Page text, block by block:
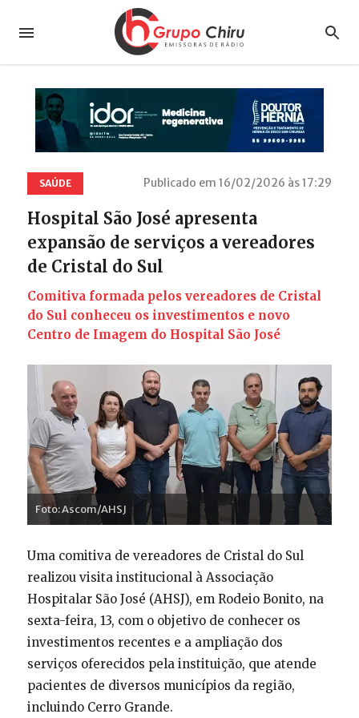
SAÚDE Publicado em 16/02/2026 às 17:29
Hospital São José apresenta
expansão de serviços a vereadores
de Cristal do Sul
Comitiva formada pelos vereadores de Cristal
do Sul conheceu os investimentos e novo
Centro de Imagem do Hospital São José
Foto: Ascom/AHSJ
Uma comitiva de vereadores de Cristal do Sul
realizou visita institucional à Associação
Hospitalar São José (AHSJ), em Rodeio Bonito, na
sexta-feira, 13, com o objetivo de conhecer os
investimentos recentes e a ampliação dos
serviços oferecidos pela instituição, que atende
pacientes de diversos municípios da região,
incluindo Cerro Grande.